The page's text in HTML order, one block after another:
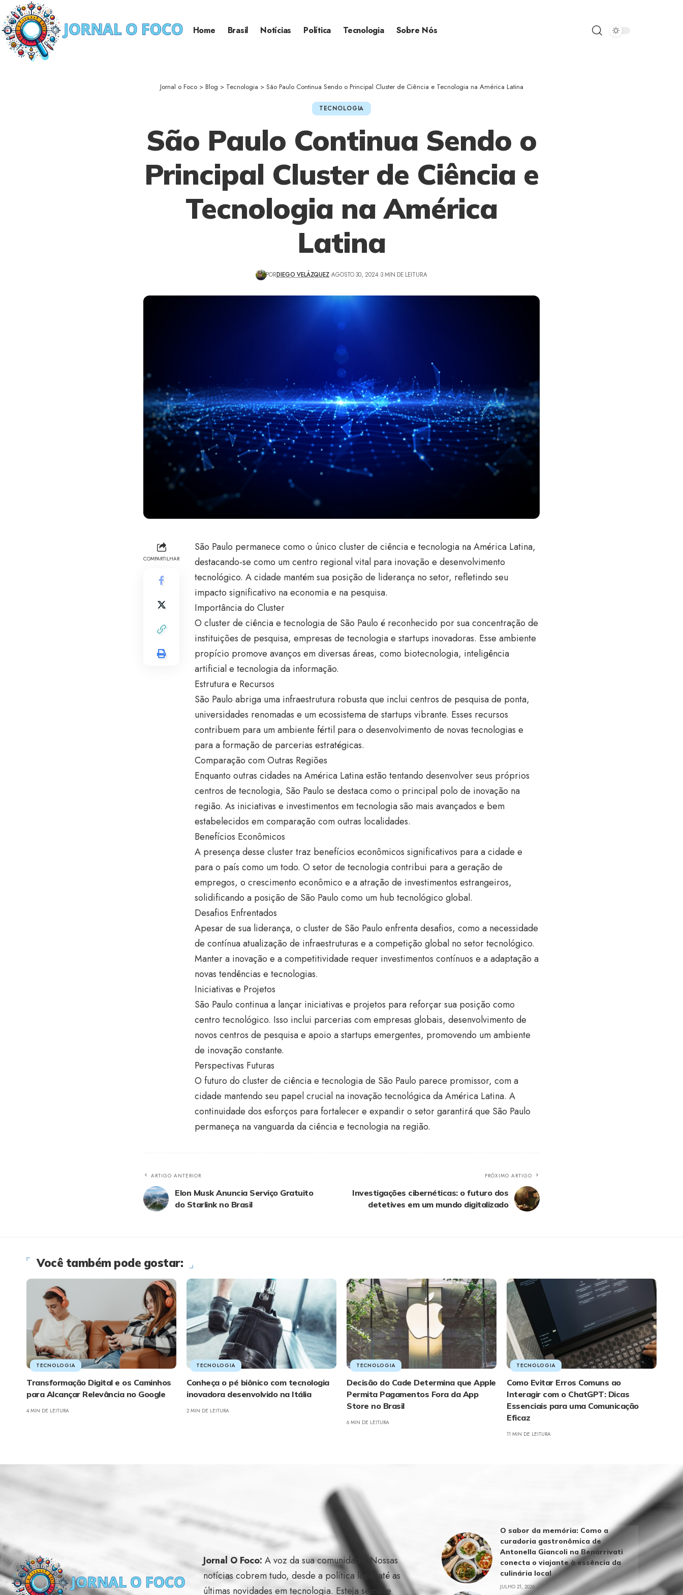
Home Brasil Notícias Política Tecnologia Sobre Nós
Jornal o Foco> Blog > Tecnologia > São Paulo Continua Sendo o Principal Cluster de Ciência e Tecnologia na América Latina
TECNOLOGIA
São Paulo Continua Sendo o
Principal Cluster de Ciência e
Tecnologia na América
Latina
PORDIEGO VELÁZQUEZ AGOSTO 30, 2024 3 MIN DE LEITURA
COMPARTILHAR
São Paulo permanece como o único cluster de ciência e tecnologia na América Latina,
destacando-se como um centro regional vital para inovação e desenvolvimento
tecnológico. A cidade mantém sua posição de liderança no setor, refletindo seu
impacto significativo na economia e na pesquisa.
Importância do Cluster
O cluster de ciência e tecnologia de São Paulo é reconhecido por sua concentração de
instituições de pesquisa, empresas de tecnologia e startups inovadoras. Esse ambiente
propício promove avanços em diversas áreas, como biotecnologia, inteligência
artificial e tecnologia da informação.
Estrutura e Recursos
São Paulo abriga uma infraestrutura robusta que inclui centros de pesquisa de ponta,
universidades renomadas e um ecossistema de startups vibrante. Esses recursos
contribuem para um ambiente fértil para o desenvolvimento de novas tecnologias e
para a formação de parcerias estratégicas.
Comparação com Outras Regiões
Enquanto outras cidades na América Latina estão tentando desenvolver seus próprios
centros de tecnologia, São Paulo se destaca como o principal polo de inovação na
região. As iniciativas e investimentos em tecnologia são mais avançados e bem
estabelecidos em comparação com outras localidades.
Benefícios Econômicos
A presença desse cluster traz benefícios econômicos significativos para a cidade e
para o país como um todo. O setor de tecnologia contribui para a geração de
empregos, o crescimento econômico e a atração de investimentos estrangeiros,
solidificando a posição de São Paulo como um hub tecnológico global.
Desafios Enfrentados
Apesar de sua liderança, o cluster de São Paulo enfrenta desafios, como a necessidade
de contínua atualização de infraestruturas e a competição global no setor tecnológico.
Manter a inovação e a competitividade requer investimentos contínuos e a adaptação a
novas tendências e tecnologias.
Iniciativas e Projetos
São Paulo continua a lançar iniciativas e projetos para reforçar sua posição como
centro tecnológico. Isso inclui parcerias com empresas globais, desenvolvimento de
novos centros de pesquisa e apoio a startups emergentes, promovendo um ambiente
de inovação constante.
Perspectivas Futuras
O futuro do cluster de ciência e tecnologia de São Paulo parece promissor, com a
cidade mantendo seu papel crucial na inovação tecnológica da América Latina. A
continuidade dos esforços para fortalecer e expandir o setor garantirá que São Paulo
permaneça na vanguarda da ciência e tecnologia na região.
ARTIGO ANTERIOR
Elon Musk Anuncia Serviço Gratuito
do Starlink no Brasil
PRÓXIMO ARTIGO
Investigações cibernéticas: o futuro dos
detetives em um mundo digitalizado
Você também pode gostar:
TECNOLOGIA
Transformação Digital e os Caminhos
para Alcançar Relevância no Google
4 MIN DE LEITURA
TECNOLOGIA
Conheça o pé biônico com tecnologia
inovadora desenvolvido na Itália
2 MIN DE LEITURA
TECNOLOGIA
Decisão do Cade Determina que Apple
Permita Pagamentos Fora da App
Store no Brasil
6 MIN DE LEITURA
TECNOLOGIA
Como Evitar Erros Comuns ao
Interagir com o ChatGPT: Dicas
Essenciais para uma Comunicação
Eficaz
11 MIN DE LEITURA
Jornal O Foco: A voz da sua comunidade. Nossas
notícias cobrem tudo, desde a política local até as
últimas novidades em tecnologia. Esteja sempre
O sabor da memória: Como a
curadoria gastronômica de
Antonella Giancoli na Benarrivati
conecta o viajante à essência da
culinária local
JULHO 21, 2026